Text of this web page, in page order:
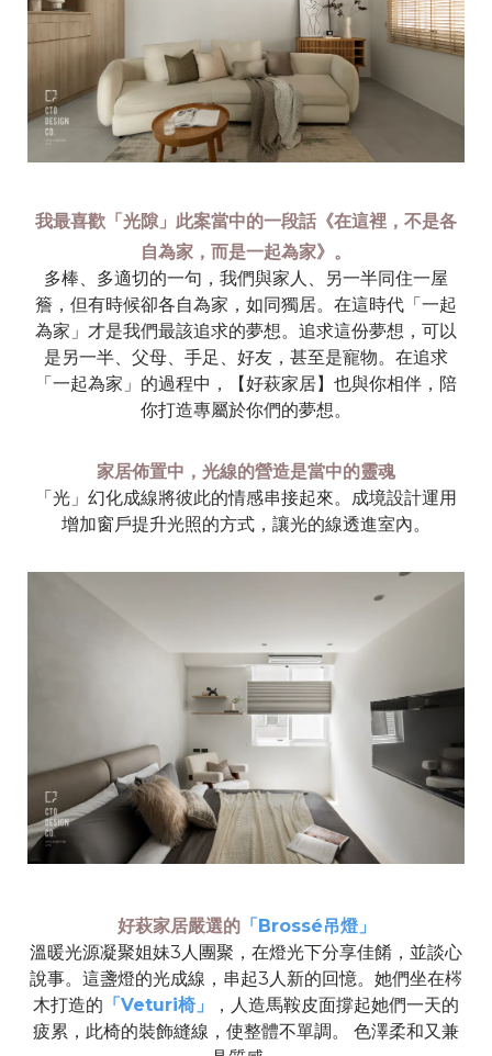
我最喜歡「光隙」此案當中的一段話《在這裡，不是各
自為家，而是一起為家》。
多棒、多適切的一句，我們與家人、另一半同住一屋
簷，但有時候卻各自為家，如同獨居。在這時代「一起
為家」才是我們最該追求的夢想。追求這份夢想，可以
是另一半、父母、手足、好友，甚至是寵物。在追求
「一起為家」的過程中，【好萩家居】也與你相伴，陪
你打造專屬於你們的夢想。
家居佈置中，光線的營造是當中的靈魂
「光」幻化成線將彼此的情感串接起來。成境設計運用
增加窗戶提升光照的方式，讓光的線透進室內。
好萩家居嚴選的「Brossé吊燈」
溫暖光源凝聚姐妹3人團聚，在燈光下分享佳餚，並談心
說事。這盞燈的光成線，串起3人新的回憶。她們坐在梣
木打造的 「Veturi椅」
，人造馬鞍皮面撐起她們一天的
疲累，此椅的裝飾縫線，使整體不單調。
色澤柔和又兼